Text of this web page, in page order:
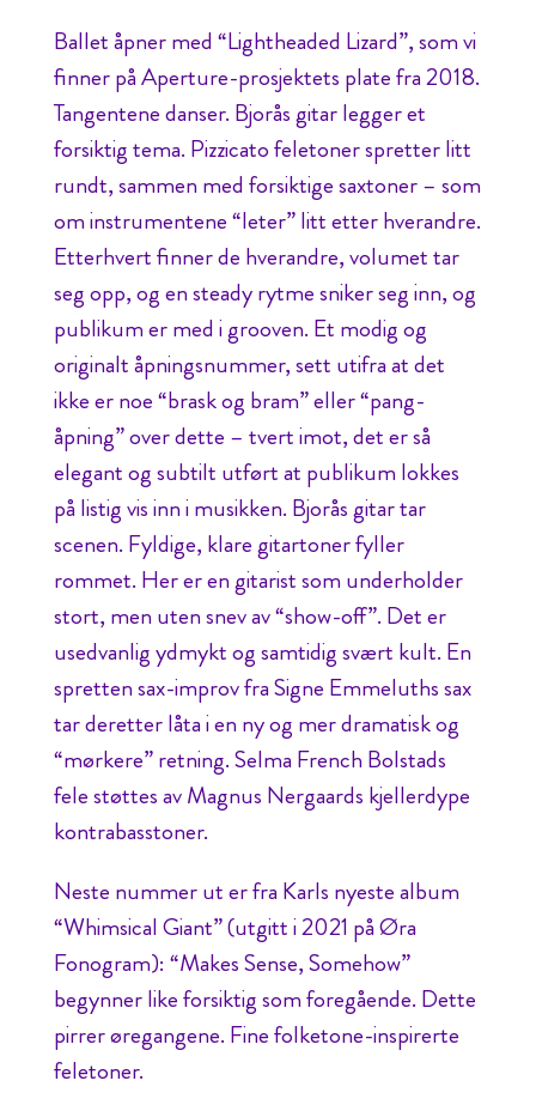
Ballet åpner med “Lightheaded Lizard”, som vi
finner på Aperture-prosjektets plate fra 2018.
Tangentene danser. Bjorås gitar legger et
forsiktig tema. Pizzicato feletoner spretter litt
rundt, sammen med forsiktige saxtoner – som
om instrumentene “leter” litt etter hverandre.
Etterhvert finner de hverandre, volumet tar
seg opp, og en steady rytme sniker seg inn, og
publikum er med i grooven. Et modig og
originalt åpningsnummer, sett utifra at det
ikke er noe “brask og bram” eller “pang-
åpning” over dette – tvert imot, det er så
elegant og subtilt utført at publikum lokkes
på listig vis inn i musikken. Bjorås gitar tar
scenen. Fyldige, klare gitartoner fyller
rommet. Her er en gitarist som underholder
stort, men uten snev av “show-off”. Det er
usedvanlig ydmykt og samtidig svært kult. En
spretten sax-improv fra Signe Emmeluths sax
tar deretter låta i en ny og mer dramatisk og
“mørkere” retning. Selma French Bolstads
fele støttes av Magnus Nergaards kjellerdype
kontrabasstoner.
Neste nummer ut er fra Karls nyeste album
“Whimsical Giant” (utgitt i 2021 på Øra
Fonogram): “Makes Sense, Somehow”
begynner like forsiktig som foregående. Dette
pirrer øregangene. Fine folketone-inspirerte
feletoner.